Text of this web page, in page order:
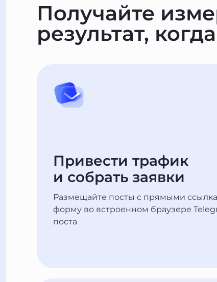
Получайте
результат,
Привести трафик
и собрать заявки
Размещайте посты с прямыми
форму во встроенном браузере
поста